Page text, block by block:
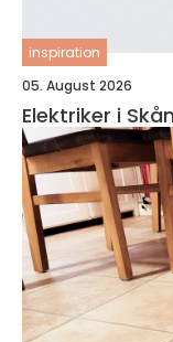
inspiration
05. August 2026
Elektriker i